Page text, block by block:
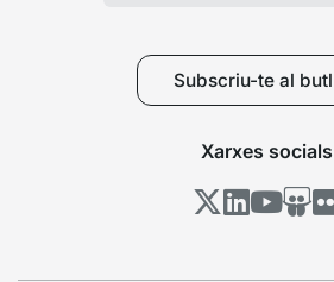
Subscriu-te al
Xarxes socials